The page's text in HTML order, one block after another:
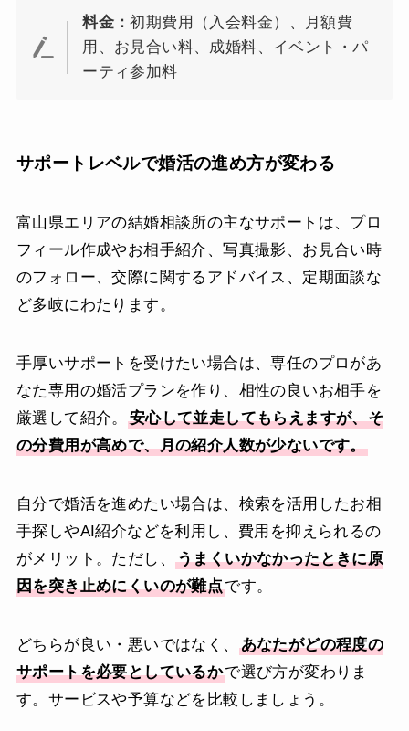
料金：初期費用（入会料金）、月額費
用、お見合い料、成婚料、イベント・パ
ーティ参加料
サポートレベルで婚活の進め方が変わる
富山県エリアの結婚相談所の主なサポートは、プロ
フィール作成やお相手紹介、写真撮影、お見合い時
のフォロー、交際に関するアドバイス、定期面談な
ど多岐にわたります。
手厚いサポートを受けたい場合は、専任のプロがあ
なた専用の婚活プランを作り、相性の良いお相手を
厳選して紹介。
安心して並走してもらえますが、そ
の分費用が高めで、月の紹介人数が少ないです。
自分で婚活を進めたい場合は、検索を活用したお相
手探しやAI紹介などを利用し、費用を抑えられるの
がメリット。ただし、
うまくいかなかったときに原
因を突き止めにくいのが難点です。
どちらが良い・悪いではなく、
あなたがどの程度の
サポートを必要としているかで選び方が変わりま
す。サービスや予算などを比較しましょう。